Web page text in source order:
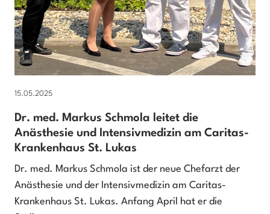
15.05.2025
Dr. med. Markus Schmola leitet die
Anästhesie und Intensivmedizin am Caritas-
Krankenhaus St. Lukas
Dr. med. Markus Schmola ist der neue Chefarzt der
Anästhesie und der Intensivmedizin am Caritas-
Krankenhaus St. Lukas. Anfang April hat er die